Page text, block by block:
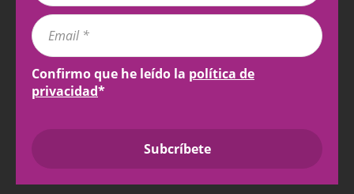
Confirmo que he leído la política de
privacidad*